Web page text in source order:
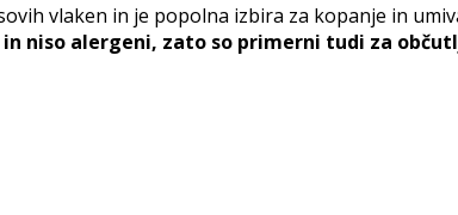
vlaken in je popolna izbira za kopanje in
niso alergeni, zato so primerni tudi za